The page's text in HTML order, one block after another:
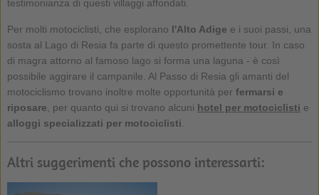
testimonianza di questi villaggi affondati.
Per molti motociclisti, che esplorano l'Alto Adige e i suoi passi, una
sosta al Lago di Resia fa parte di questo promettente tour. In caso
di magra attorno al famoso lago si forma una laguna - è così
possibile aggirare il campanile. Al Passo di Resia gli amanti del
motociclismo trovano inoltre molte opportunità per fermarsi e
riposare , per quanto qui si trovano alcuni hotel per motociclisti e
alloggi specializzati per motociclisti
Altri suggerimenti che possono interessarti: